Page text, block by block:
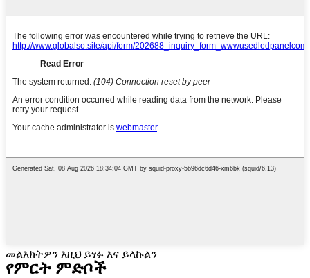
መልእክትዎን እዚህ ይፃፉ እና ይላኩልን
የምርት ምድቦች